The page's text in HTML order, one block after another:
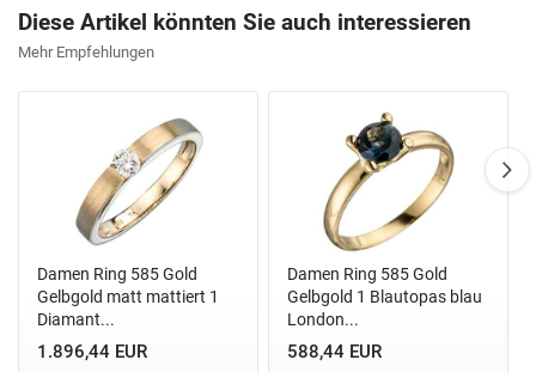
Diese Artikel könnten Sie auch interessieren
Mehr Empfehlungen
Damen Ring 585 Gold
Gelbgold matt mattiert 1
Diamant...
1.896,44 EUR
Damen Ring 585 Gold
Gelbgold 1 Blautopas blau
London...
588,44 EUR